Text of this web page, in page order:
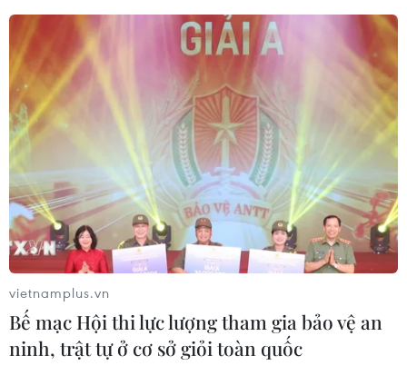
vietnamplus.vn
Bế mạc Hội thi lực lượng tham gia bảo vệ an
ninh, trật tự ở cơ sở giỏi toàn quốc